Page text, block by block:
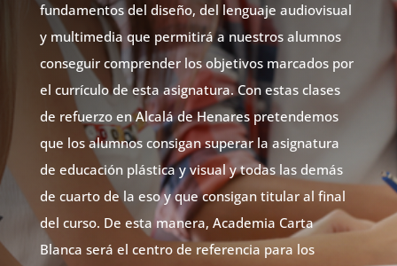
fundamentos del diseño, del lenguaje audiovisual
y multimedia que permitirá a nuestros alumnos
conseguir comprender los objetivos marcados por
el currículo de esta asignatura. Con estas clases
de refuerzo en Alcalá de Henares pretendemos
que los alumnos consigan superar la asignatura
de educación plástica y visual y todas las demás
de cuarto de la eso y que consigan titular al final
del curso. De esta manera, Academia Carta
Blanca será el centro de referencia para los